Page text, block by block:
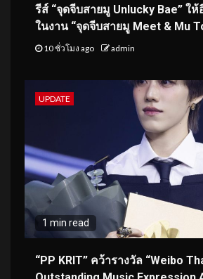
รีส์ “จุดจีบสายมู Unlucky Bae”
ในงาน “จุดจีบสายมู Meet & Mu
10 ชั่วโมง ago admin
UPDATE
1 min read
“PP KRIT” คว้ารางวัล “Weibo